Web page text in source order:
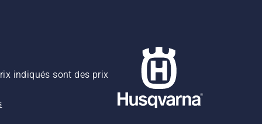
indiqués sont des prix